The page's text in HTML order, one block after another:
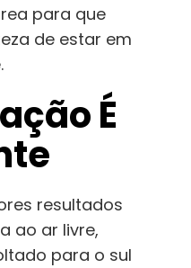
para que
de estar em
É
resultados
ao ar livre,
para o sul